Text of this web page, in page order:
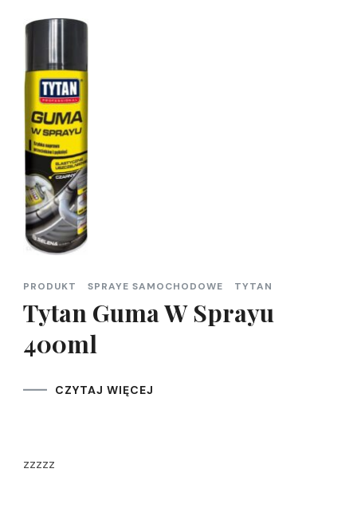
PRODUKT SPRAYE SAMOCHODOWE TYTAN
Tytan Guma W Sprayu
400ml
CZYTAJ WIĘCEJ
zzzzz